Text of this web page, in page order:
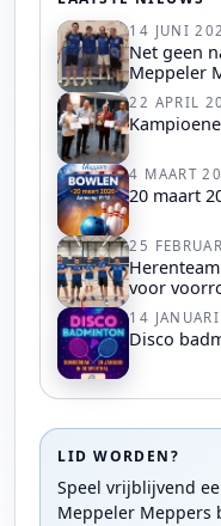
14 JUNI
Net geen
Meppeler
22 APRIL
4 MAART
20 maart
25
voor
14
Disco
LID WORDEN?
Speel vrijblijvend
Meppeler Meppers